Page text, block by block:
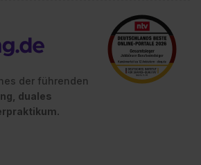
der führenden
duales